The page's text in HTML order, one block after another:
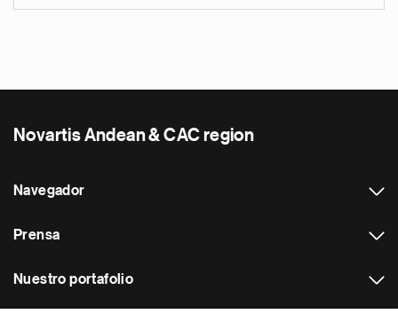
Novartis Andean & CAC region
Navegador
Prensa
Nuestro portafolio